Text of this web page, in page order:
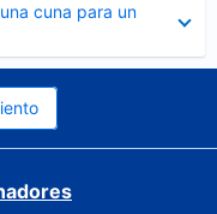
cuna para un